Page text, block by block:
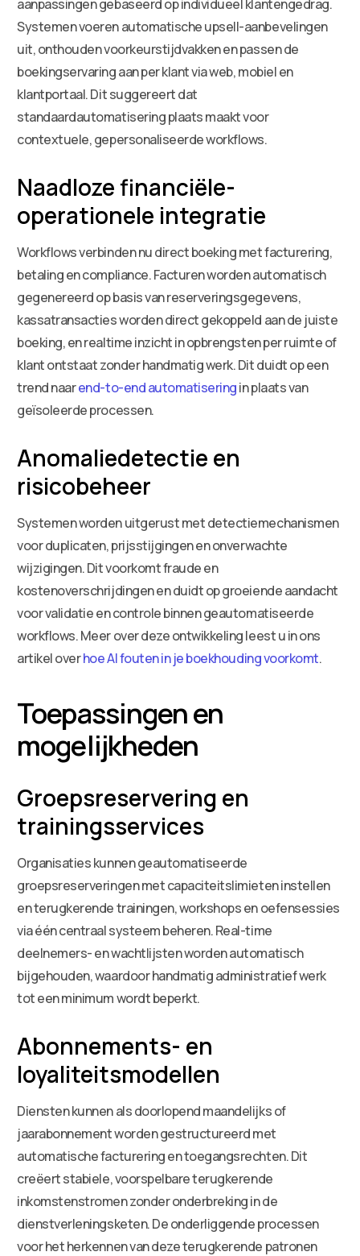
aanpassingen gebaseerd op individueel klantengedrag.
Systemen voeren automatische upsell-aanbevelingen
uit, onthouden voorkeurstijdvakken en passen de
boekingservaring aan per klant via web, mobiel en
klantportaal. Dit suggereert dat
standaardautomatisering plaats maakt voor
contextuele, gepersonaliseerde workflows.
Naadloze financiële-
operationele integratie
Workflows verbinden nu direct boeking met facturering,
betaling en compliance. Facturen worden automatisch
gegenereerd op basis van reserveringsgegevens,
kassatransacties worden direct gekoppeld aan de juiste
boeking, en realtime inzicht in opbrengsten per ruimte of
klant ontstaat zonder handmatig werk. Dit duidt op een
trend naarend-to-end automatiseringin plaats van
geïsoleerde processen.
Anomaliedetectie en
risicobeheer
Systemen worden uitgerust met detectiemechanismen
voor duplicaten, prijsstijgingen en onverwachte
wijzigingen. Dit voorkomt fraude en
kostenoverschrijdingen en duidt op groeiende aandacht
voor validatie en controle binnen geautomatiseerde
workflows. Meer over deze ontwikkeling leest u in ons
artikel overhoe AI fouten in je boekhouding voorkomt.
Toepassingen en
mogelijkheden
Groepsreservering en
trainingsservices
Organisaties kunnen geautomatiseerde
groepsreserveringen met capaciteitslimieten instellen
en terugkerende trainingen, workshops en oefensessies
via één centraal systeem beheren. Real-time
deelnemers- en wachtlijsten worden automatisch
bijgehouden, waardoor handmatig administratief werk
tot een minimum wordt beperkt.
Abonnements- en
loyaliteitsmodellen
Diensten kunnen als doorlopend maandelijks of
jaarabonnement worden gestructureerd met
automatische facturering en toegangsrechten. Dit
creëert stabiele, voorspelbare terugkerende
inkomstenstromen zonder onderbreking in de
dienstverleningsketen. De onderliggende processen
voor het herkennen van deze terugkerende patronen